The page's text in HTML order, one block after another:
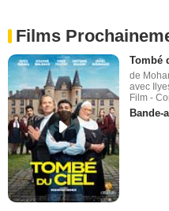
Films
Tombé
de
avec
Film -
Bande-